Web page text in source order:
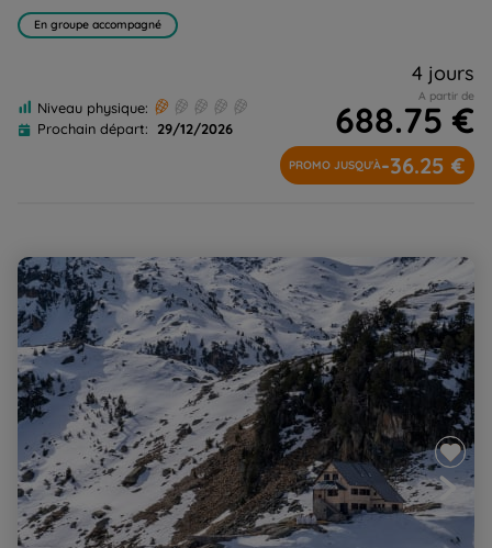
En groupe accompagné
Niveau physique:
Prochain départ:
29/12/2026
4 jours
A partir de
688.75 €
PROMO JUSQU'À-36.25 €
Val d'Aran - Encantats, raquette sportive en hôtel
confort